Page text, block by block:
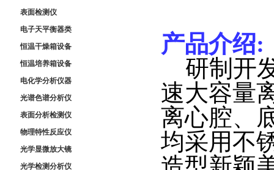
表面检测仪
电子天平衡器类
恒温干燥箱设备
恒温培养箱设备
电化学分析仪器
光谱色谱分析仪
表面分析检测仪
物理特性反应仪
光学显微放大镜
光学检测分析仪
产品介绍:
研制开
速大容量
离心腔、
均采用不